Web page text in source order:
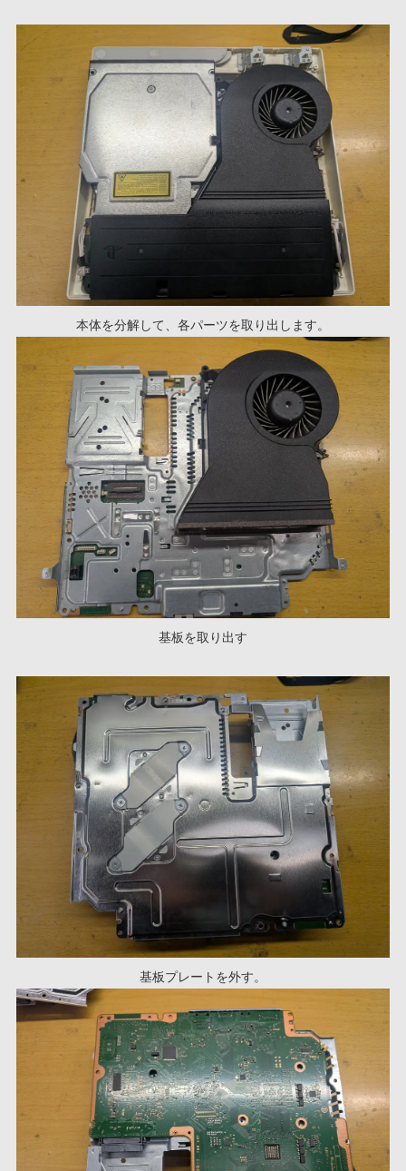
本体を分解して、各パーツを取り出します。
基板を取り出す
基板プレートを外す。